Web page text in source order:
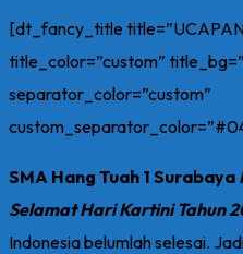
[dt_fancy_title
title_color=”custom”
separator_color=”custom”
SMA Hang Tuah 1 Surabaya
Selamat Hari Kartini Tahun
Indonesia belumlah selesai.